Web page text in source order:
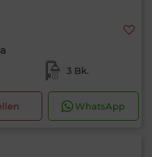
3 Bk.
WhatsApp